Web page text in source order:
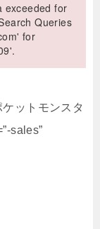
exceeded for
Queries
for
ットモンスタ
sales”